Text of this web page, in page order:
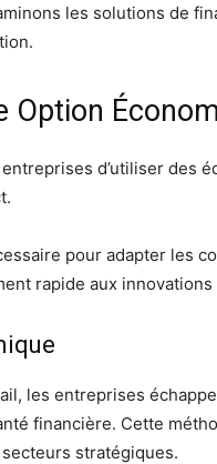
les solutions de
Option
d’utiliser des
pour adapter les
rapide aux
les entreprises
financière. Cette
stratégiques.